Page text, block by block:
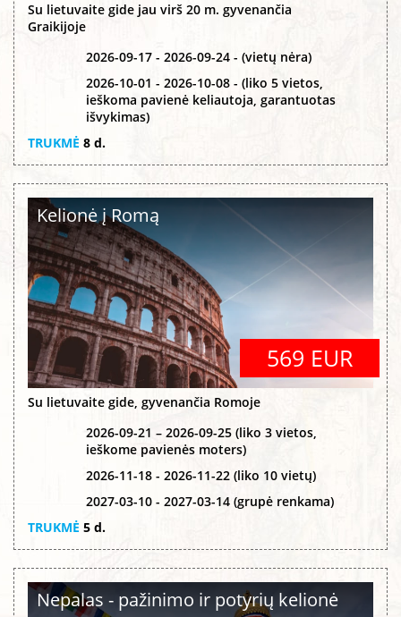
Su lietuvaite gide jau virš 20 m. gyvenančia
Graikijoje
2026-09-17 - 2026-09-24 - (vietų nėra)
2026-10-01 - 2026-10-08 - (liko 5 vietos,
ieškoma pavienė keliautoja, garantuotas
išvykimas)
TRUKMĖ 8 d.
Kelionė į Romą
569 EUR
Su lietuvaite gide, gyvenančia Romoje
2026-09-21 – 2026-09-25 (liko 3 vietos,
ieškome pavienės moters)
2026-11-18 - 2026-11-22 (liko 10 vietų)
2027-03-10 - 2027-03-14 (grupė renkama)
TRUKMĖ 5 d.
Nepalas - pažinimo ir potyrių kelionė